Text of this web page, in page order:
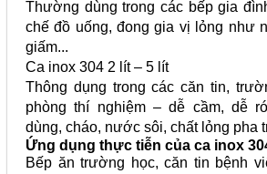
Thường dùng trong các bếp gia
chế đồ uống, đong gia vị lỏng như
giấm...
Ca inox 304 2 lít – 5 lít
Thông dụng trong các căn tin,
phòng thí nghiệm – dễ cầm, dễ
dùng, cháo, nước sôi, chất lỏng pha
Ứng dụng thực tiễn của ca inox
Bếp ăn trường học, căn tin bệnh